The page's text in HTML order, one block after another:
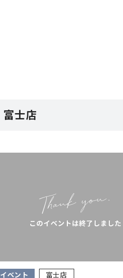
富士店
イベント 富士店